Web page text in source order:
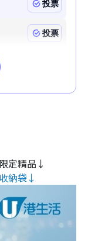
定精品↓
納袋↓